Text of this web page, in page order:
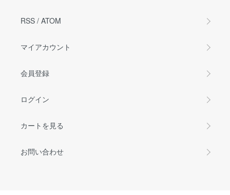
RSS / ATOM
マイアカウント
会員登録
ログイン
カートを見る
お問い合わせ